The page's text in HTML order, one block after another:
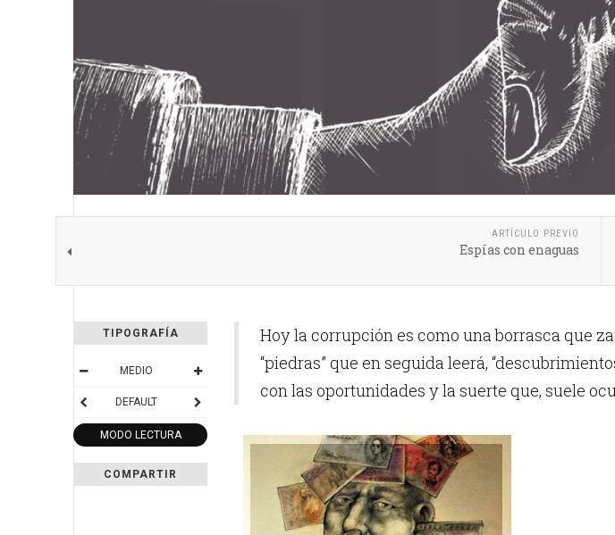
ARTÍCULO PREVIO
Espías con enaguas
TIPOGRAFÍA
MEDIO
DEFAULT
MODO LECTURA
COMPARTIR
Hoy la corrupción es como una borrasca que
“piedras” que en seguida leerá,
con las oportunidades y la suerte que, suele